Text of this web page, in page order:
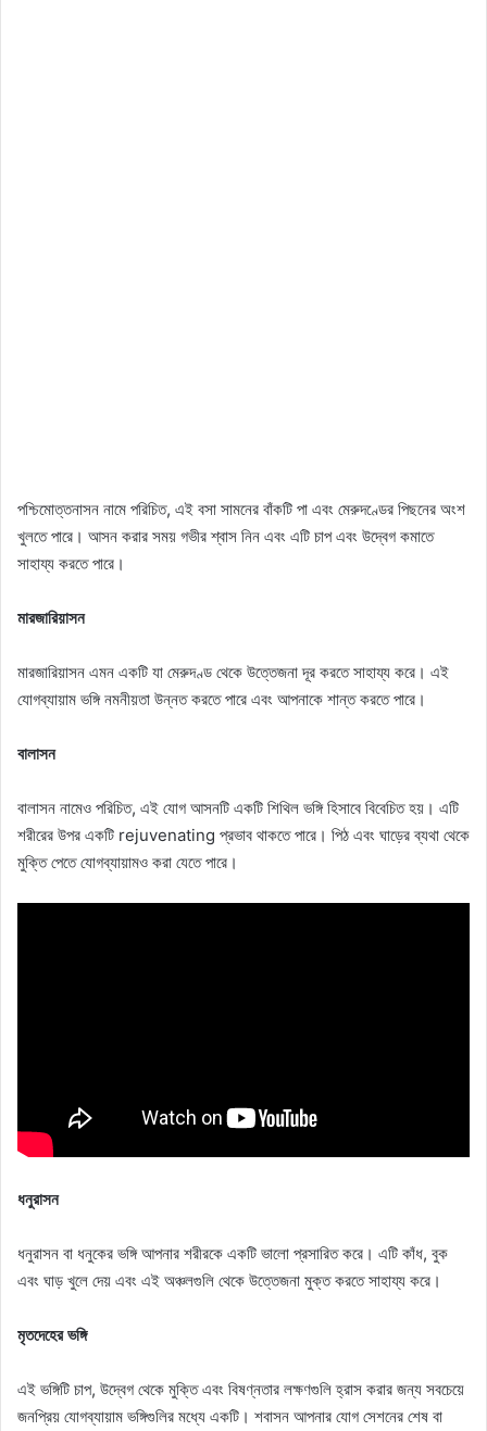
পশ্চিমোত্তনাসন নামে পরিচিত, এই বসা সামনের বাঁকটি পা এবং মেরুদণ্ডের পিছনের অংশ
খুলতে পারে। আসন করার সময় গভীর শ্বাস নিন এবং এটি চাপ এবং উদ্বেগ কমাতে
সাহায্য করতে পারে।
মারজারিয়াসন
মারজারিয়াসন এমন একটি যা মেরুদণ্ড থেকে উত্তেজনা দূর করতে সাহায্য করে। এই
যোগব্যায়াম ভঙ্গি নমনীয়তা উন্নত করতে পারে এবং আপনাকে শান্ত করতে পারে।
বালাসন
বালাসন নামেও পরিচিত, এই যোগ আসনটি একটি শিথিল ভঙ্গি হিসাবে বিবেচিত হয়। এটি
শরীরের উপর একটি rejuvenating প্রভাব থাকতে পারে। পিঠ এবং ঘাড়ের ব্যথা থেকে
মুক্তি পেতে যোগব্যায়ামও করা যেতে পারে।
ধনুরাসন
ধনুরাসন বা ধনুকের ভঙ্গি আপনার শরীরকে একটি ভালো প্রসারিত করে। এটি কাঁধ, বুক
এবং ঘাড় খুলে দেয় এবং এই অঞ্চলগুলি থেকে উত্তেজনা মুক্ত করতে সাহায্য করে।
মৃতদেহের ভঙ্গি
এই ভঙ্গিটি চাপ, উদ্বেগ থেকে মুক্তি এবং বিষণ্নতার লক্ষণগুলি হ্রাস করার জন্য সবচেয়ে
জনপ্রিয় যোগব্যায়াম ভঙ্গিগুলির মধ্যে একটি। শবাসন আপনার যোগ সেশনের শেষ বা